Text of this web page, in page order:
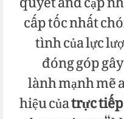
cấp tốc nhất
tình của lực
đóng góp
lành mạnh
hiệu củatrực